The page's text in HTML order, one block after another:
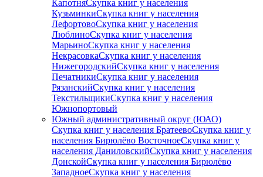
КапотняСкупка книг у населения
КузьминкиСкупка книг у населения
ЛефортовоСкупка книг у населения
ЛюблиноСкупка книг у населения
МарьиноСкупка книг у населения
НекрасовкаСкупка книг у населения
НижегородскийСкупка книг у населения
ПечатникиСкупка книг у населения
РязанскийСкупка книг у населения
ТекстильщикиСкупка книг у населения
Южнопортовый
Южный административный округ (ЮАО)
Скупка книг у населения БратеевоСкупка книг у
населения Бирюлёво ВосточноеСкупка книг у
населения ДаниловскийСкупка книг у населения
ДонскойСкупка книг у населения Бирюлёво
ЗападноеСкупка книг у населения